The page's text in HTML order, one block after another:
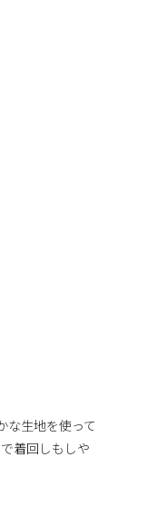
な生地を使って
着回しもしや